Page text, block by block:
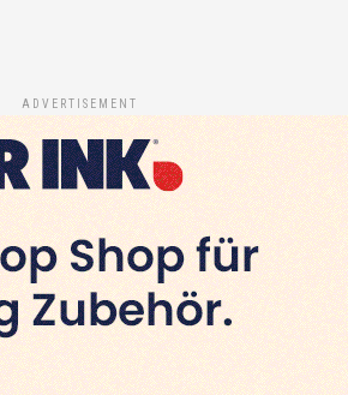
ADVERTISEMENT